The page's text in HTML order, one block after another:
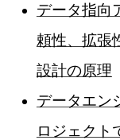
データ指向
頼性、拡張
設計の原理
データエン
ロジェクト